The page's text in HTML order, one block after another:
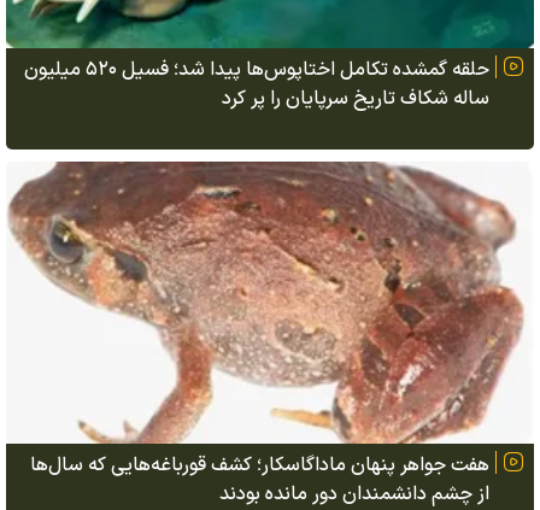
حلقه گمشده تکامل اختاپوس‌ها پیدا شد؛ فسیل ۵۲۰ میلیون
ساله شکاف تاریخ سرپایان را پر کرد
هفت جواهر پنهان ماداگاسکار؛ کشف قورباغه‌هایی که سال‌ها
از چشم دانشمندان دور مانده بودند